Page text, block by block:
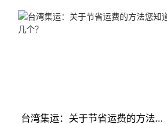
台湾集运：关于节省运费的方法您知道几个？